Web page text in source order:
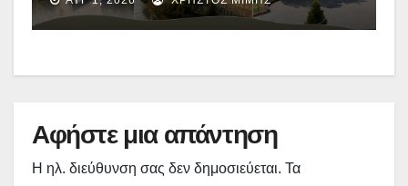
πολιτισμού – Το αναλυτικό
πρόγραμμα
Αφήστε μια απάντηση
Η ηλ. διεύθυνση σας δεν δημοσιεύεται. Τα